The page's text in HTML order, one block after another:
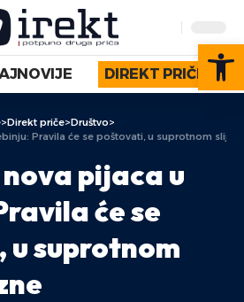
DIREKT PRIČE
>Direkt priče>Društvo>
Pravila će se poštovati, u suprotnom
pijaca u
će se
suprotnom